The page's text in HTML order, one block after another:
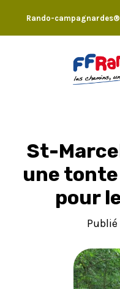
content
Rando-campagnardes®
St-
une
pour